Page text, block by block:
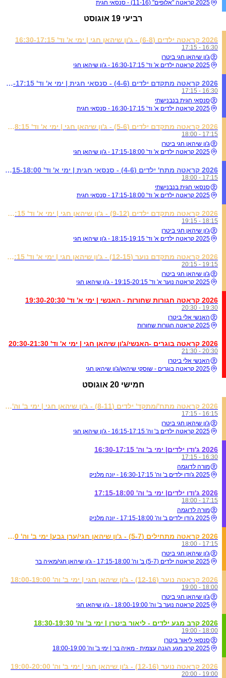
2025 קראטה "אלופים" (11-16) - סנסאי חגית
רביעי 19 אוגוסט
2026 קראטה ילדים (6-8) - ג'ון שיהאן חגי | ימי א' וד' 16:30-17:15
16:30 - 17:15
ג'ון שיהאן חגי ביטרן
2025 קראטה ילדים א' וד' 16:30-17:15 - ג'ון שיהאן חגי
2026 קראטה מתקדם ילדים (4-6) - סנסאי חגית | ימי א' וד' 16:30-17:15
16:30 - 17:15
סנסאי חגית בנבנישתי
2025 קראטה ילדים א' וד' 16:30-17:15 - סנסאי חגית
2026 קראטה מתקדם ילדים (5-6) - ג'ון שיהאן חגי | ימי א' וד' 17:15-18:15
17:15 - 18:00
ג'ון שיהאן חגי ביטרן
2025 קראטה ילדים א' וד' 17:15-18:00 - ג'ון שיהאן חגי
2026 קראטה מתח' ילדים (4-6) - סנסאי חגית | ימי א' וד' 17:15-18:00
17:15 - 18:00
סנסאי חגית בנבנישתי
2025 קראטה ילדים א' וד' 17:15-18:00 - סנסאי חגית
2026 קראטה מתקדם ילדים (9-12) - ג'ון שיהאן חגי | ימי א' וד' 18:15-19:15
18:15 - 19:15
ג'ון שיהאן חגי ביטרן
2025 קראטה ילדים א' וד' 18:15-19:15 - ג'ון שיהאן חגי
2026 קראטה מתקדם נוער (12-15) - ג'ון שיהאן חגי | ימי א' וד' 19:15-20:15
19:15 - 20:15
ג'ון שיהאן חגי ביטרן
2025 קראטה נוער א' וד' 19:15-20:15 - ג'ון שיהאן חגי
2026 קראטה חגורות שחורות - האנשי | ימי א' וד' 19:30-20:30
19:30 - 20:30
האנשי אלי ביטרן
2025 קראטה חגורות שחורות
2026 קראטה בוגרים -האנשי/ג'ון שיהאן חגי | ימי א' וד' 20:30-21:30
20:30 - 21:30
האנשי אלי ביטרן
2025 קראטה בוגרים - שוסקי שיהאן/ג'ון שיהאן חגי
חמישי 20 אוגוסט
2026 קראטה מתח'/מתקד' ילדים (8-11) - ג'ון שיהאן חגי | ימי ב' וה' 16:15-17:15
16:15 - 17:15
ג'ון שיהאן חגי ביטרן
2025 קראטה ילדים ב' וה' 16:15-17:15 - ג'ון שיהאן חגי
2026 ג'ודו ילדים| ימי ב' וה' 16:30-17:15
16:30 - 17:15
מורה לדוגמה
2025 ג'ודו ילדים ב' וה' 16:30-17:15 - יונה מלניק
2026 ג'ודו ילדים| ימי ב' וה' 17:15-18:00
17:15 - 18:00
מורה לדוגמה
2025 ג'ודו ילדים ב' וה' 17:15-18:00 - יונה מלניק
2026 קראטה מתחילים (5-7) - ג'ון שיהאן חגי/ערן גבע| ימי ב' וה' 17:15-18:00
17:15 - 18:00
ג'ון שיהאן חגי ביטרן
2025 קראטה ילדים (5-7) ב' וה' 17:15-18:00 - ג'ון שיהאן חגי/מאיה בר
2026 קראטה נוער (12-16) - ג'ון שיהאן חגי | ימי ב' וה' 18:00-19:00
18:00 - 19:00
ג'ון שיהאן חגי ביטרן
2025 קראטה נוער ב' וה' 18:00-19:00 - ג'ון שיהאן חגי
2026 קרב מגע ילדים - ליאור ביטרן | ימי ב' וה' 18:30-19:30
18:00 - 19:00
סנסאי ליאור ביטרן
2025 קרב מגע הגנה עצמית - מאיה בר | ימי ב' וה' 18:00-19:00
2026 קראטה נוער (12-16) - ג'ון שיהאן חגי | ימי ב' וה' 19:00-20:00
19:00 - 20:00